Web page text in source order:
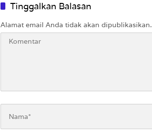
Tinggalkan Balasan
Alamat email Anda tidak akan dipublikasikan.